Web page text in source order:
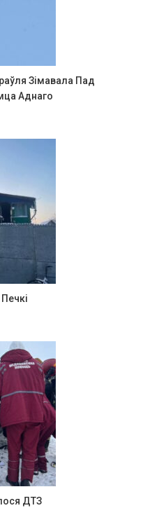
Зімавала Пад
Аднаго
ДТЗ